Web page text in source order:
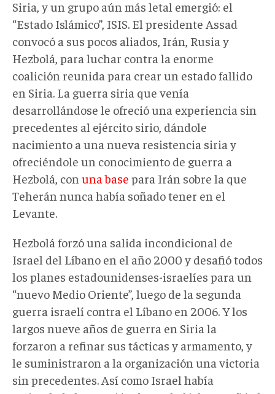
Siria, y un grupo aún más letal emergió: el
“Estado Islámico”, ISIS. El presidente Assad
convocó a sus pocos aliados, Irán, Rusia y
Hezbolá, para luchar contra la enorme
coalición reunida para crear un estado fallido
en Siria. La guerra siria que venía
desarrollándose le ofreció una experiencia sin
precedentes al ejército sirio, dándole
nacimiento a una nueva resistencia siria y
ofreciéndole un conocimiento de guerra a
Hezbolá, con una base para Irán sobre la que
Teherán nunca había soñado tener en el
Levante.
Hezbolá forzó una salida incondicional de
Israel del Líbano en el año 2000 y desafió todos
los planes estadounidenses-israelíes para un
“nuevo Medio Oriente”, luego de la segunda
guerra israelí contra el Líbano en 2006. Y los
largos nueve años de guerra en Siria la
forzaron a refinar sus tácticas y armamento, y
le suministraron a la organización una victoria
sin precedentes. Así como Israel había